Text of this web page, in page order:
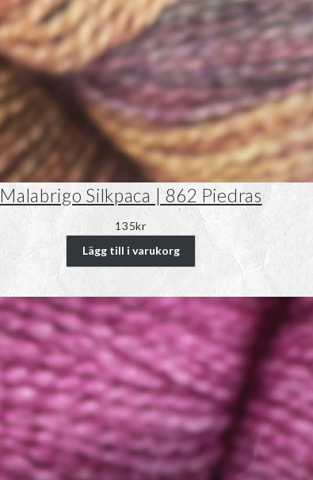
Malabrigo Silkpaca | 862 Piedras
135kr
Lägg till i varukorg